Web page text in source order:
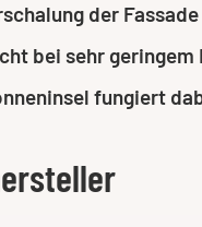
der
bei sehr
fungiert